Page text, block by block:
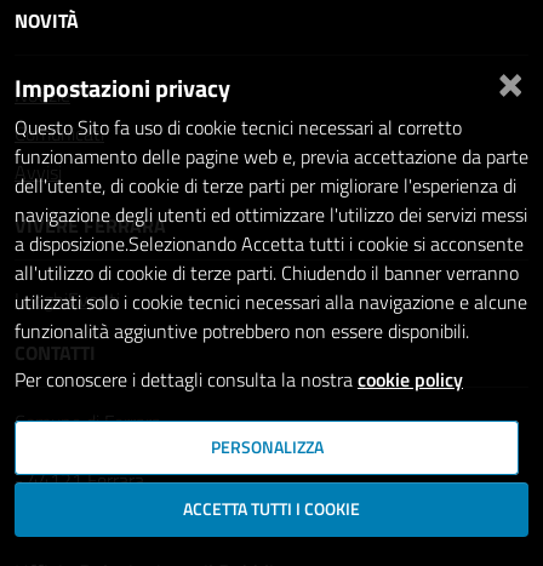
NOVITÀ
Notizie
Comunicati
Avvisi
VIVERE FERRARA
LuoghiEventi
CONTATTI
Comune di Ferrara
- 44121 Ferrara
Codice fiscale: 00297110389
×
Impostazioni privacy
Questo Sito fa uso di cookie tecnici necessari al corretto
funzionamento delle pagine web e, previa accettazione da parte
dell'utente, di cookie di terze parti per migliorare l'esperienza di
navigazione degli utenti ed ottimizzare l'utilizzo dei servizi messi
a disposizione.Selezionando Accetta tutti i cookie si acconsente
all'utilizzo di cookie di terze parti. Chiudendo il banner verranno
utilizzati solo i cookie tecnici necessari alla navigazione e alcune
funzionalità aggiuntive potrebbero non essere disponibili.
Per conoscere i dettagli consulta la nostracookie policy
PERSONALIZZA
ACCETTA TUTTI I COOKIE